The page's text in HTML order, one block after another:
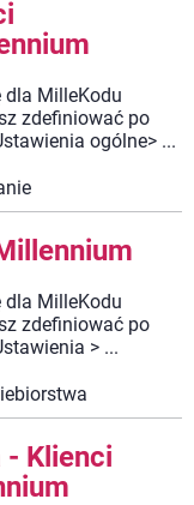
dla MilleKodu
zdefiniować po
ogólne> ...
dla MilleKodu
zdefiniować po
> ...
Klienci